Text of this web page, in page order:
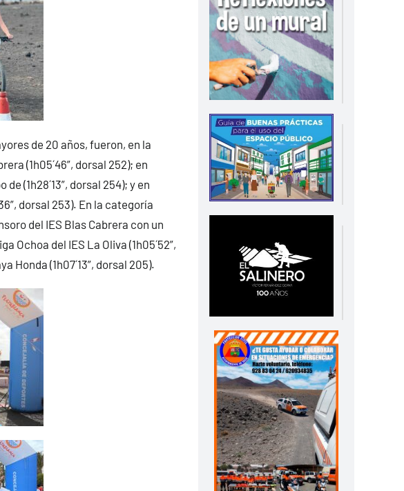
de 20 años, fueron, en la
(1h05´46”, dorsal 252); en
(1h28´13”, dorsal 254); y en
dorsal 253). En la categoría
del IES Blas Cabrera con un
Ochoa del IES La Oliva (1h05´52”,
Honda (1h07´13”, dorsal 205).